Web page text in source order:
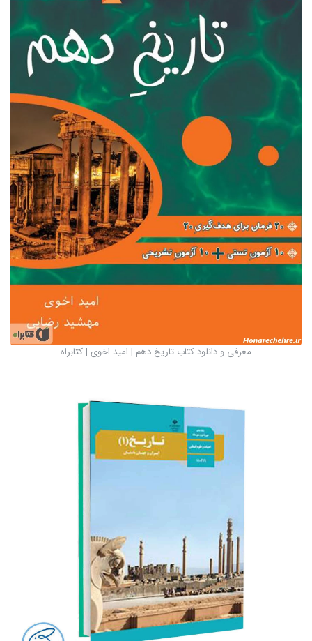
معرفی و دانلود کتاب تاریخ دهم | امید اخوی | کتابراه